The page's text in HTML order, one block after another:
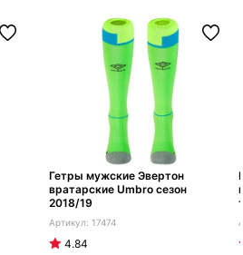
Гетры мужские Эвертон
вратарские Umbro сезон
2018/19
17474
4.84